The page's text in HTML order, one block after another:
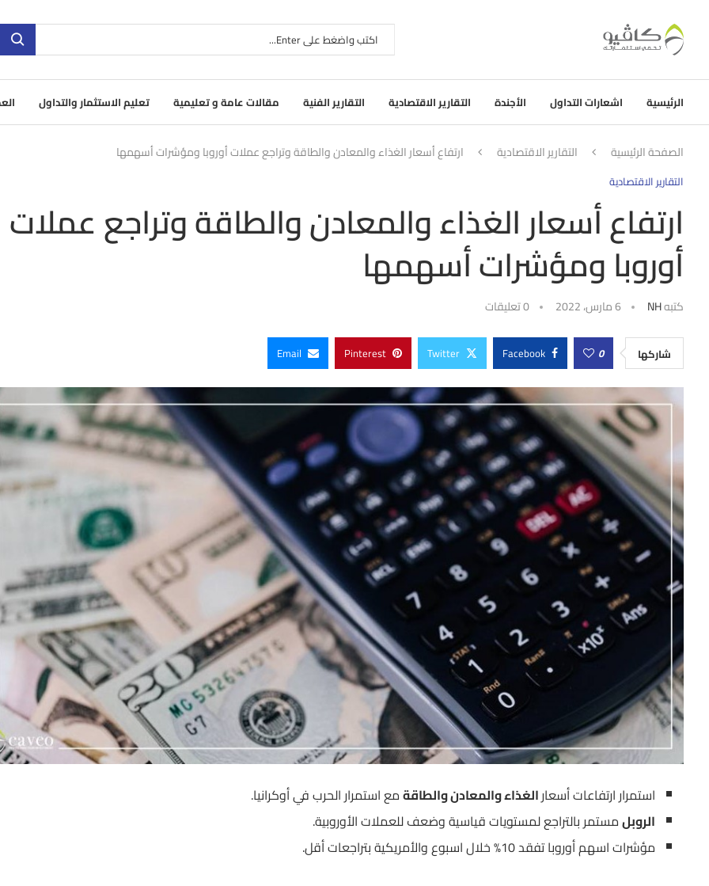
الرئيسية اشعارات التداول الأجندة التقارير الاقتصادية التقارير الفنية مقالات عامة و تعليمية تعليم الاستثمار والتداول
الصفحة الرئيسية التقارير الاقتصادية ارتفاع أسعار الغذاء والمعادن والطاقة وتراجع عملات أوروبا ومؤشرات أسهمها
التقارير الاقتصادية
ارتفاع أسعار الغذاء والمعادن والطاقة وتراجع عملات
أوروبا ومؤشرات أسهمها
كتبهNH 6 مارس، 2022 0 تعليقات
شاركها 0
Facebook
Twitter
Pinterest
Email
استمرار ارتفاعات أسعارالغذاء والمعادن والطاقةمع استمرار الحرب في أوكرانيا.
الروبلمستمر بالتراجع لمستويات قياسية وضعف للعملات الأوروبية.
مؤشرات اسهم أوروبا تفقد 10% خلال اسبوع والأمريكية بتراجعات أقل.